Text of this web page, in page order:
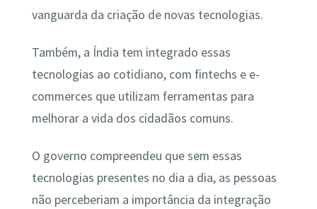
vanguarda da criação de novas tecnologias.
Também, a Índia tem integrado essas
tecnologias ao cotidiano, com fintechs e e-
commerces que utilizam ferramentas para
melhorar a vida dos cidadãos comuns.
O governo compreendeu que sem essas
tecnologias presentes no dia a dia, as pessoas
não perceberiam a importância da integração